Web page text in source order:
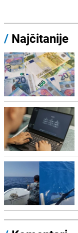
/ Najčitanije